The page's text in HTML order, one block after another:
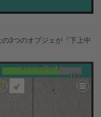
3つのオブジェが『下上中